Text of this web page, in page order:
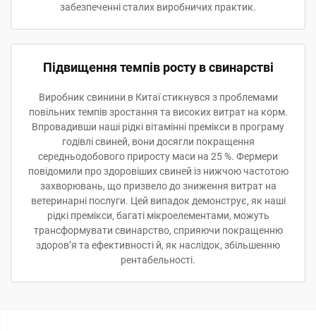
забезпеченні сталих виробничих практик.
Підвищення темпів росту в свинарстві
Виробник свинини в Китаї стикнувся з проблемами
повільних темпів зростання та високих витрат на корм.
Впровадивши наші рідкі вітамінні премікси в програму
годівлі свиней, вони досягли покращення
середньодобового приросту маси на 25 %. Фермери
повідомили про здоровіших свиней із нижчою частотою
захворювань, що призвело до зниження витрат на
ветеринарні послуги. Цей випадок демонструє, як наші
рідкі премікси, багаті мікроелементами, можуть
трансформувати свинарство, сприяючи покращенню
здоров’я та ефективності й, як наслідок, збільшенню
рентабельності.